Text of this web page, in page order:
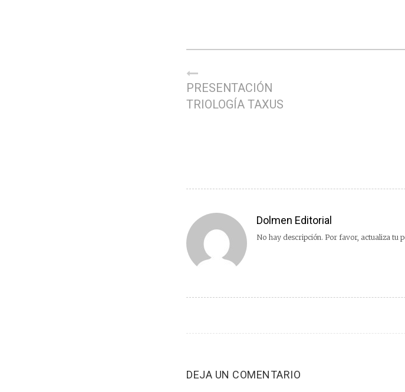
PRESENTACIÓN
TRIOLOGÍA TAXUS
Dolmen Editorial
No hay descripción. Por favor, actualiza tu
DEJA UN COMENTARIO